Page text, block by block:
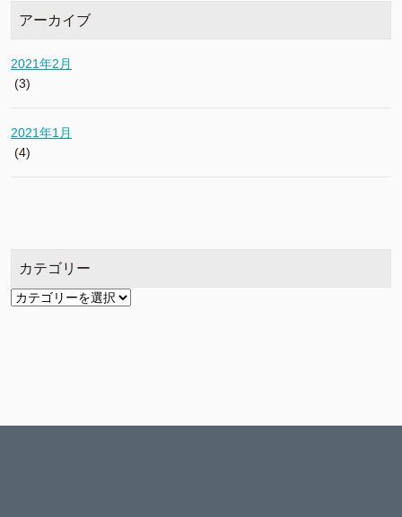
アーカイブ
2021年2月
(3)
2021年1月
(4)
カテゴリー
カ